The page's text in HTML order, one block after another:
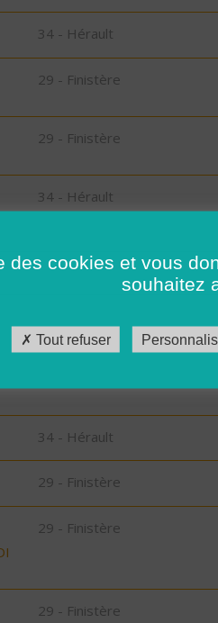
34 - Hérault
29 - Finistère
29 - Finistère
34 - Hérault
34 - Hérault
34 - Hérault
29 - Finistère
29 - Finistère
29 - Finistère
des cookies et vous
souhaitez
Tout refuser